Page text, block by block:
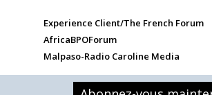
Experience Client/The French Forum
AfricaBPOForum
Malpaso-Radio Caroline Media